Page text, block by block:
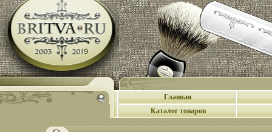
Главная
Каталог товаров